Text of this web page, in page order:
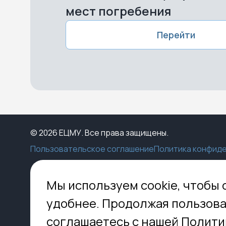
мест погребения
Перейти
© 2026 ЕЦМУ. Все права защищены.
Пользовательское соглашениеПолитика
Каталог Конструктор
Блог
Помощь
Пункты выдачи
Оплата
Установка
8
Мы используем cookie, чтобы
удобнее. Продолжая
соглашаетесь с нашей